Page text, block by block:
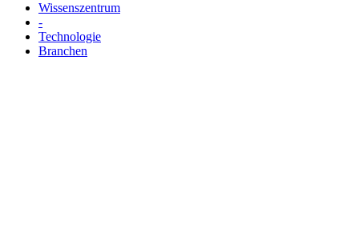
Wissenszentrum
-
Technologie
Branchen